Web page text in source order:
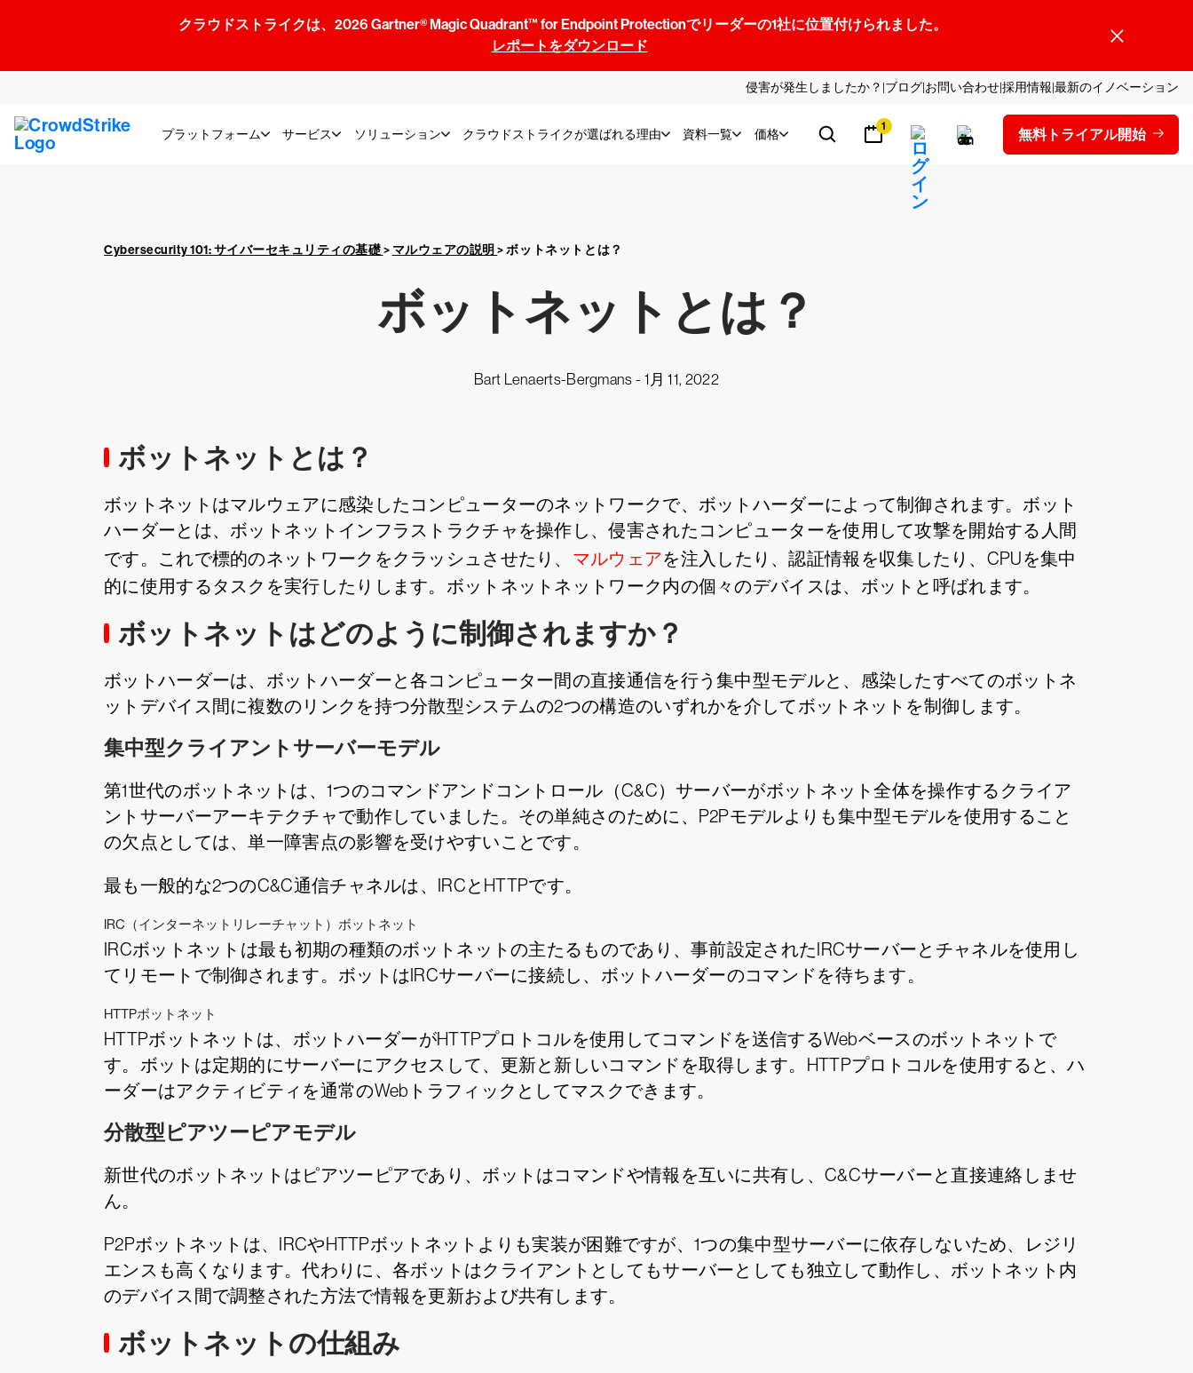
クラウドストライクは、2026 Gartner® Magic Quadrant™ for Endpoint Protectionでリーダーの1社に位置付けられました。
レポートをダウンロード
侵害が発生しましたか？ ブログ お問い合わせ採用情報 最新のイノベーション
プラットフォーム サービス ソリューション クラウドストライクが選ばれる理由 資料一覧 価格 1 無料トライアル開始
Cybersecurity 101: サイバーセキュリティの基礎> マルウェアの説明>ボットネットとは？
ボットネットとは？
Bart Lenaerts-Bergmans - 1月 11, 2022
ボットネットとは？
ボットネットはマルウェアに感染したコンピューターのネットワークで、ボットハーダーによって制御されます。ボット
ハーダーとは、ボットネットインフラストラクチャを操作し、侵害されたコンピューターを使用して攻撃を開始する人間
です。これで標的のネットワークをクラッシュさせたり、 マルウェアを注入したり、認証情報を収集したり、CPUを集中
的に使用するタスクを実行したりします。ボットネットネットワーク内の個々のデバイスは、ボットと呼ばれます。
ボットネットはどのように制御されますか？
ボットハーダーは、ボットハーダーと各コンピューター間の直接通信を行う集中型モデルと、感染したすべてのボットネ
ットデバイス間に複数のリンクを持つ分散型システムの2つの構造のいずれかを介してボットネットを制御します。
集中型クライアントサーバーモデル
第1世代のボットネットは、1つのコマンドアンドコントロール（C&C）サーバーがボットネット全体を操作するクライア
ントサーバーアーキテクチャで動作していました。その単純さのために、P2Pモデルよりも集中型モデルを使用すること
の欠点としては、単一障害点の影響を受けやすいことです。
最も一般的な2つのC&C通信チャネルは、IRCとHTTPです。
IRC（インターネットリレーチャット）ボットネット
IRCボットネットは最も初期の種類のボットネットの主たるものであり、事前設定されたIRCサーバーとチャネルを使用し
てリモートで制御されます。ボットはIRCサーバーに接続し、ボットハーダーのコマンドを待ちます。
HTTPボットネット
HTTPボットネットは、ボットハーダーがHTTPプロトコルを使用してコマンドを送信するWebベースのボットネットで
す。ボットは定期的にサーバーにアクセスして、更新と新しいコマンドを取得します。HTTPプロトコルを使用すると、ハ
ーダーはアクティビティを通常のWebトラフィックとしてマスクできます。
分散型ピアツーピアモデル
新世代のボットネットはピアツーピアであり、ボットはコマンドや情報を互いに共有し、C&Cサーバーと直接連絡しませ
ん。
P2Pボットネットは、IRCやHTTPボットネットよりも実装が困難ですが、1つの集中型サーバーに依存しないため、レジリ
エンスも高くなります。代わりに、各ボットはクライアントとしてもサーバーとしても独立して動作し、ボットネット内
のデバイス間で調整された方法で情報を更新および共有します。
ボットネットの仕組み